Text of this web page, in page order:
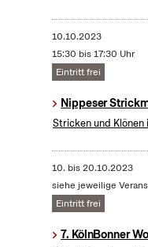
10.10.2023
15:30 bis 17:30 Uhr
Eintritt frei
Nippeser
Stricken und
10. bis20.10.2023
siehe jeweilige
Eintritt frei
7. KölnBonner